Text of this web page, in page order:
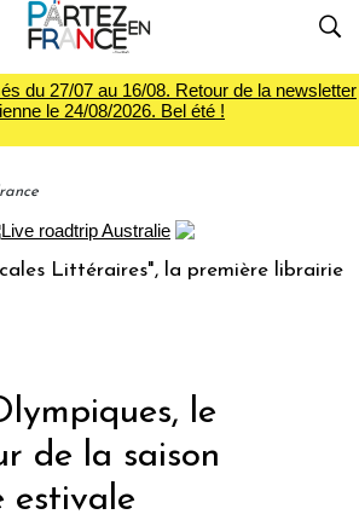
du 27/07 au 16/08. Retour de la newsletter
le 24/08/2026. Bel été !
la première librairie du
le
de la saison
estivale